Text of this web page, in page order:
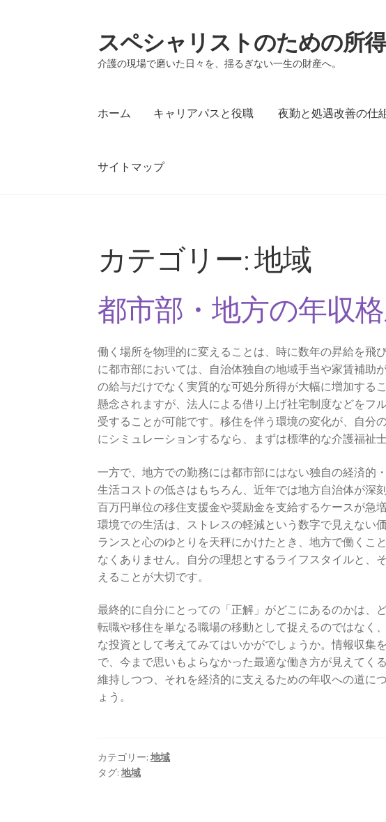
ナ
ビ
ゲ
シ
ス
コ
ン
テ
ツ
ッ
スペシャリストのための所
介護の現場で磨いた日々を、揺るぎない一生の財産へ。
ホーム キャリアパスと役職 夜勤と処遇改善の仕
サイトマップ
カテゴリー:地域
都市部・地方の年収
働く場所を物理的に変えることは、時に数年の昇給を飛
に都市部においては、自治体独自の地域手当や家賃補助
の給与だけでなく実質的な可処分所得が大幅に増加する
懸念されますが、法人による借り上げ社宅制度などをフ
受することが可能です。移住を伴う環境の変化が、自分
にシミュレーションするなら、まずは標準的な介護福祉
一方で、地方での勤務には都市部にはない独自の経済的
生活コストの低さはもちろん、近年では地方自治体が深
百万円単位の移住支援金や奨励金を支給するケースが急
環境での生活は、ストレスの軽減という数字で見えない
ランスと心のゆとりを天秤にかけたとき、地方で働くこ
なくありません。自分の理想とするライフスタイルと、
えることが大切です。
最終的に自分にとっての「正解」がどこにあるのかは、
転職や移住を単なる職場の移動として捉えるのではなく
な投資として考えてみてはいかがでしょうか。情報収集
で、今まで思いもよらなかった最適な働き方が見えてく
維持しつつ、それを経済的に支えるための年収への道に
ょう。
カテゴリー:地域
タグ:地域